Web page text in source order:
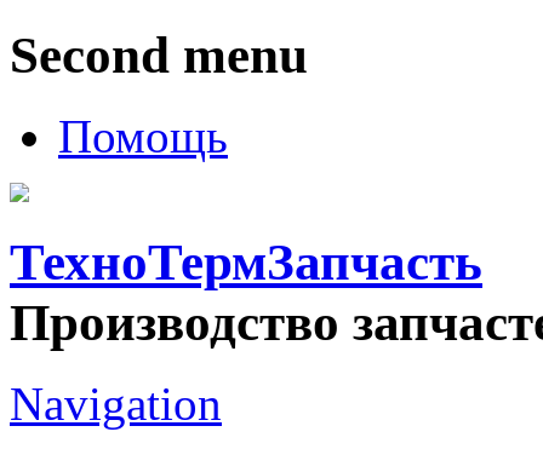
Second menu
Помощь
ТехноТермЗапчасть
Производство
Navigation